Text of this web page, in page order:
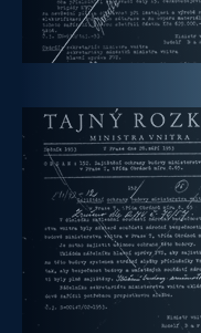
zobrazit PDF